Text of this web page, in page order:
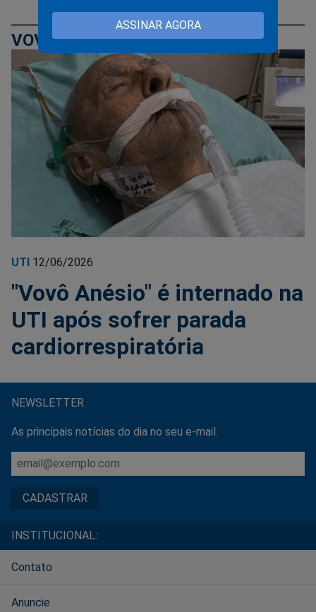
ASSINAR AGORA
VOVÔ ANÉSIO
UTI 12/06/2026
"Vovô Anésio" é internado na
UTI após sofrer parada
cardiorrespiratória
NEWSLETTER
As principais notícias do dia no seu e-mail.
INSTITUCIONAL:
Contato
Anuncie